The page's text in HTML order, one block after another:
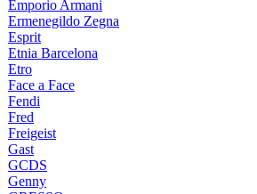
Emporio Armani
Ermenegildo Zegna
Esprit
Etnia Barcelona
Etro
Face a Face
Fendi
Fred
Freigeist
Gast
GCDS
Genny